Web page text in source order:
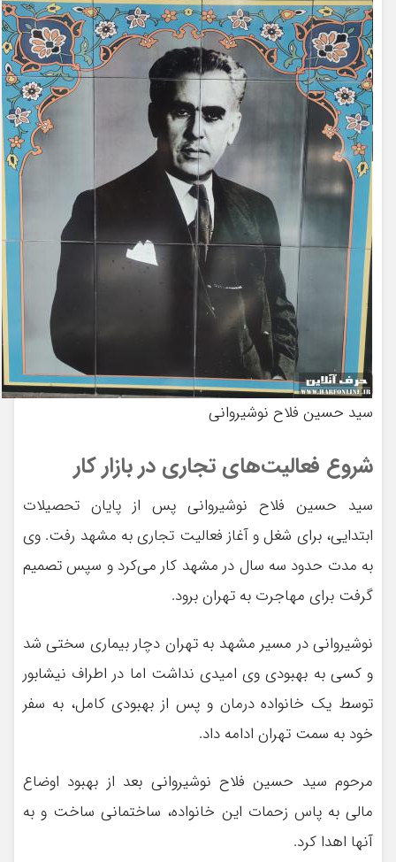
سید حسین فلاح نوشیروانی
شروع فعالیت‌های تجاری در بازار کار
سید حسین فلاح نوشیروانی پس از پایان تحصیلات
ابتدایی، برای شغل و آغاز فعالیت تجاری به مشهد رفت. وی
به مدت حدود سه سال در مشهد کار می‌کرد و سپس تصمیم
گرفت برای مهاجرت به تهران برود.
نوشیروانی در مسیر مشهد به تهران دچار بیماری سختی شد
و کسی به بهبودی وی امیدی نداشت اما در اطراف نیشابور
توسط یک خانواده درمان و پس از بهبودی کامل، به سفر
خود به سمت تهران ادامه داد.
مرحوم سید حسین فلاح نوشیروانی بعد از بهبود اوضاع
مالی به پاس زحمات این خانواده‌، ساختمانی ساخت و به
آنها اهدا کرد.